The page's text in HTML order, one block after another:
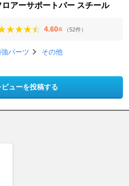
ロアーサポートバー スチール
4.60点 （52件）
パーツ その他
ューを投稿する